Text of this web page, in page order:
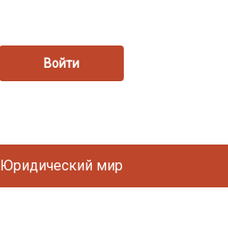
Войти
Юридический мир